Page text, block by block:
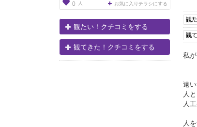
0 人 お気に入りチラシにする
観たい！クチコミをする
観てきた！クチコミをする
私
遠
人
人
人